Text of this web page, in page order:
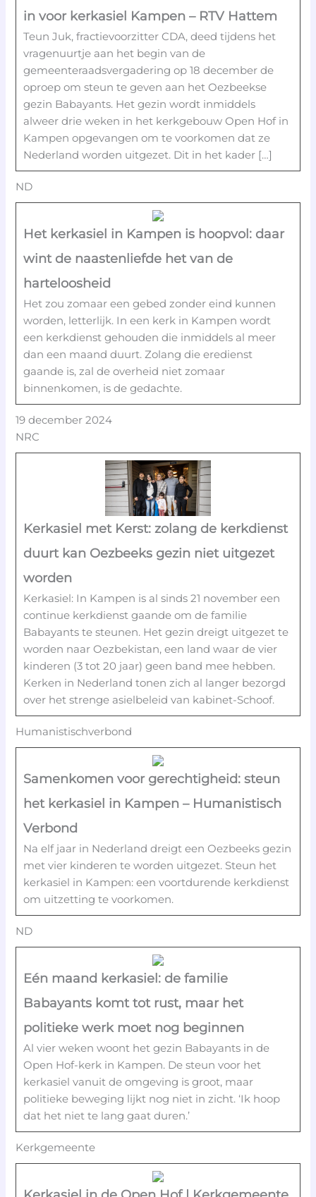
in voor kerkasiel Kampen – RTV Hattem
Teun Juk, fractievoorzitter CDA, deed tijdens het
vragenuurtje aan het begin van de
gemeenteraadsvergadering op 18 december de
oproep om steun te geven aan het Oezbeekse
gezin Babayants. Het gezin wordt inmiddels
alweer drie weken in het kerkgebouw Open Hof in
Kampen opgevangen om te voorkomen dat ze
Nederland worden uitgezet. Dit in het kader […]
ND
Het kerkasiel in Kampen is hoopvol: daar
wint de naastenliefde het van de
harteloosheid
Het zou zomaar een gebed zonder eind kunnen
worden, letterlijk. In een kerk in Kampen wordt
een kerkdienst gehouden die inmiddels al meer
dan een maand duurt. Zolang die eredienst
gaande is, zal de overheid niet zomaar
binnenkomen, is de gedachte.
19 december 2024
NRC
Kerkasiel met Kerst: zolang de kerkdienst
duurt kan Oezbeeks gezin niet uitgezet
worden
Kerkasiel: In Kampen is al sinds 21 november een
continue kerkdienst gaande om de familie
Babayants te steunen. Het gezin dreigt uitgezet te
worden naar Oezbekistan, een land waar de vier
kinderen (3 tot 20 jaar) geen band mee hebben.
Kerken in Nederland tonen zich al langer bezorgd
over het strenge asielbeleid van kabinet-Schoof.
Humanistischverbond
Samenkomen voor gerechtigheid: steun
het kerkasiel in Kampen – Humanistisch
Verbond
Na elf jaar in Nederland dreigt een Oezbeeks gezin
met vier kinderen te worden uitgezet. Steun het
kerkasiel in Kampen: een voortdurende kerkdienst
om uitzetting te voorkomen.
ND
Eén maand kerkasiel: de familie
Babayants komt tot rust, maar het
politieke werk moet nog beginnen
Al vier weken woont het gezin Babayants in de
Open Hof-kerk in Kampen. De steun voor het
kerkasiel vanuit de omgeving is groot, maar
politieke beweging lijkt nog niet in zicht. ‘Ik hoop
dat het niet te lang gaat duren.’
Kerkgemeente